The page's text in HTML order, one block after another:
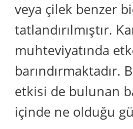
veya çilek benzer
tatlandırılmıştır.
muhteviyatında
etkisi de bulunan
içinde ne olduğu